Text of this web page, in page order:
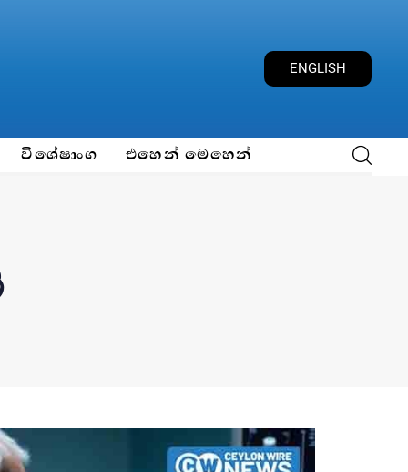
ENGLISH
විශේෂාංග එහෙන් මෙහෙන්